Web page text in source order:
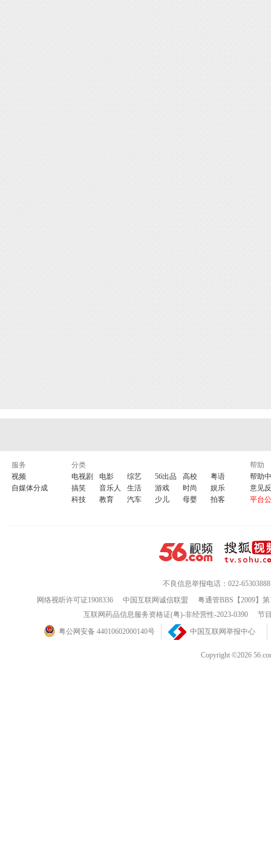
服务
视频
自媒体分成
分类
电视剧
电影 综艺 56出品 高校
粤语
搞笑
音乐人 生活 游戏 时尚
娱乐
科技
教育 汽车 少儿 母婴 拍客
帮助
帮助
意见
平台
不良信息举报电话：022-65303888
网络视听许可证1908336
中国互联网诚信联盟
粤通管BBS【2009】
互联网药品信息服务资格证(粤)-非经营性-2023-0390
节
粤公网安备 44010602000140号
中国互联网举报中心
Copyright ©2026